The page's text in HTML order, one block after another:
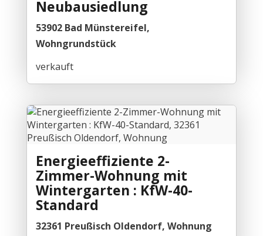
Neubausiedlung
53902 Bad Münstereifel,
Wohngrundstück
verkauft
Energieeffiziente 2-
Zimmer-Wohnung mit
Wintergarten : KfW-40-
Standard
32361 Preußisch Oldendorf, Wohnung